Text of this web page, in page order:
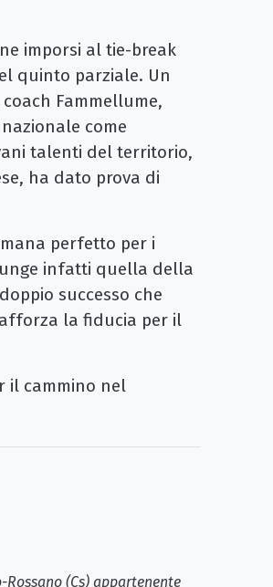
imporsi al tie-break
quinto parziale. Un
Fammellume,
come
talenti del territorio,
ha dato prova di
perfetto per i
infatti quella della
successo che
la fiducia per il
il cammino nel
(Cs) appartenente